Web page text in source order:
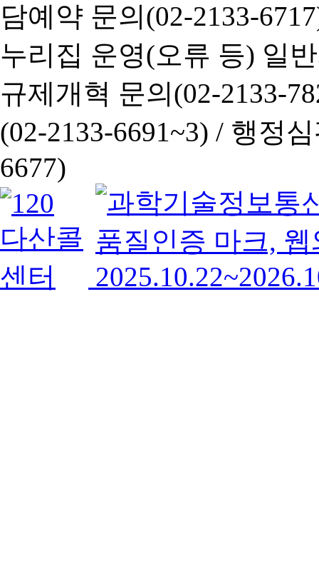
담예약 문의(02-2133-
누리집 운영(오류 등) 일
규제개혁 문의(02-2133-
(02-2133-6691~3) / 행정심
6677)